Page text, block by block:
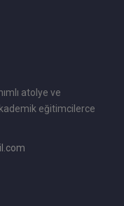
atolye ve
eğitimcilerce